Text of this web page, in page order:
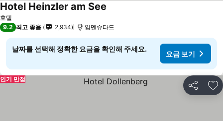
호텔
Hotel Heinzler am See
9.2 최고 좋음 2,934 임멘슈타드
날짜를 선택해 정확한 요금을 확인해 주세요.
요금 보기
공유 즐
인기 만점